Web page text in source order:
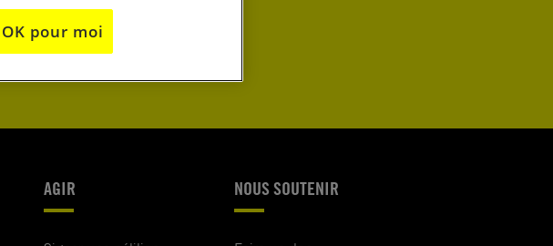
JE M’ENGAGE
AGIR NOUS SOUTENIR
pour moi